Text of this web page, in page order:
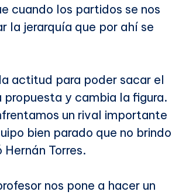
cuando los partidos se nos
la jerarquía que por ahí se
actitud para poder sacar el
propuesta y cambia la figura.
un rival importante
bien parado que no brindo
Torres.
nos pone a hacer un